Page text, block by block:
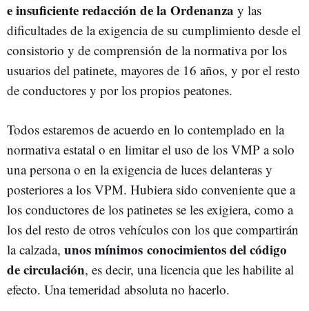
e insuficiente redacción de la Ordenanza y las
dificultades de la exigencia de su cumplimiento desde el
consistorio y de comprensión de la normativa por los
usuarios del patinete, mayores de 16 años, y por el resto
de conductores y por los propios peatones.
Todos estaremos de acuerdo en lo contemplado en la
normativa estatal o en limitar el uso de los VMP a solo
una persona o en la exigencia de luces delanteras y
posteriores a los VPM. Hubiera sido conveniente que a
los conductores de los patinetes se les exigiera, como a
los del resto de otros vehículos con los que compartirán
la calzada, unos mínimos conocimientos del código
de circulación, es decir, una licencia que les habilite al
efecto. Una temeridad absoluta no hacerlo.